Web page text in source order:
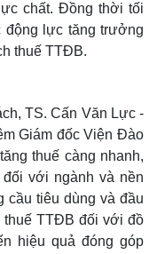
chất. Đồng thời tối
động lực tăng trưởng
thuế TTĐB.
TS. Cấn Văn Lực -
Giám đốc Viện Đào
thuế càng nhanh,
với ngành và nền
cầu tiêu dùng và đầu
thuế TTĐB đối với đồ
hiệu quả đóng góp